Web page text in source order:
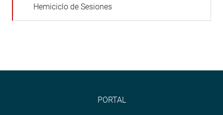
Hemiciclo de Sesiones
PORTAL